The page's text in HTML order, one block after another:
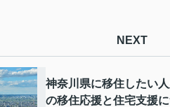
NEXT
神奈川県に移住したい
の移住応援と住宅支援